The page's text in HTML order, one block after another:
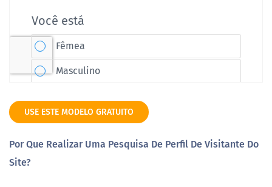
USE ESTE MODELO GRATUITO
Por Que Realizar Uma Pesquisa De Perfil De Visitante Do
Site?